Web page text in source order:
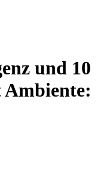
und 10